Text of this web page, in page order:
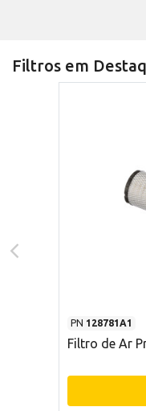
Filtros em
PN 128781A1
Filtro de Ar